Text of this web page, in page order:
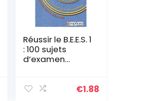
Réussir le B.E.E.S. 1
: 100 sujets
d’examen
€1.88